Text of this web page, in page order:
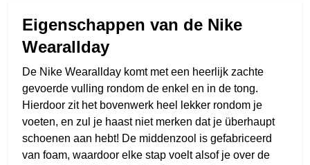
Eigenschappen van de Nike
Wearallday
De Nike Wearallday komt met een heerlijk zachte
gevoerde vulling rondom de enkel en in de tong.
Hierdoor zit het bovenwerk heel lekker rondom je
voeten, en zul je haast niet merken dat je überhaupt
schoenen aan hebt! De middenzool is gefabriceerd
van foam, waardoor elke stap voelt alsof je over de